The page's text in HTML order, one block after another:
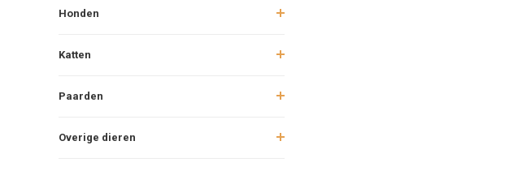
Honden
Katten
Paarden
Overige dieren